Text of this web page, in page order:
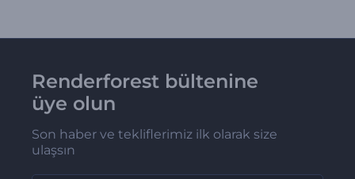
Renderforest bültenine
üye olun
Son haber ve tekliflerimiz ilk olarak size
ulaşsın